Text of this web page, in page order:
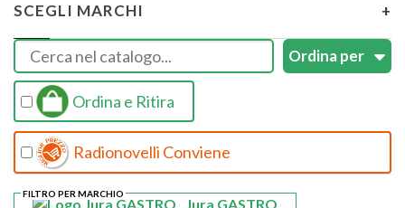
SCEGLI MARCHI +
Ordina e Ritira
Radionovelli Conviene
Jura GASTRO
FILTRO PER MARCHIO